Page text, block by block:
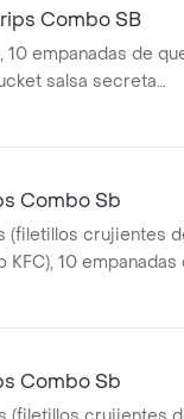
Combo SB
empanadas de
salsa secreta
Combo Sb
(filetillos crujientes
KFC), 10 empanadas
regulares, 1
Combo Sb